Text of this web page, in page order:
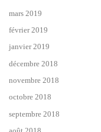
mars 2019
février 2019
janvier 2019
décembre 2018
novembre 2018
octobre 2018
septembre 2018